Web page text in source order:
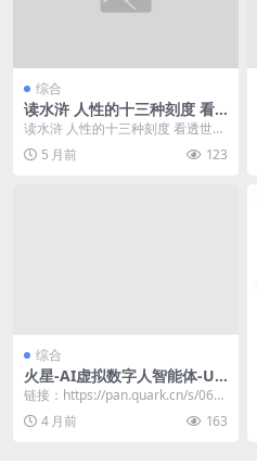
综合
读水浒 人性的十三种刻度 看
透世道人心经典解读
读水浒 人性的十三种刻度 看透世道
人心经典解读 链接：https:...
5 月前 123
综合
火星-AI虚拟数字人智能体-UE
5实时语音交互2025
链接：https://pan.quark.cn/s/06c4
754abf14
4 月前 163